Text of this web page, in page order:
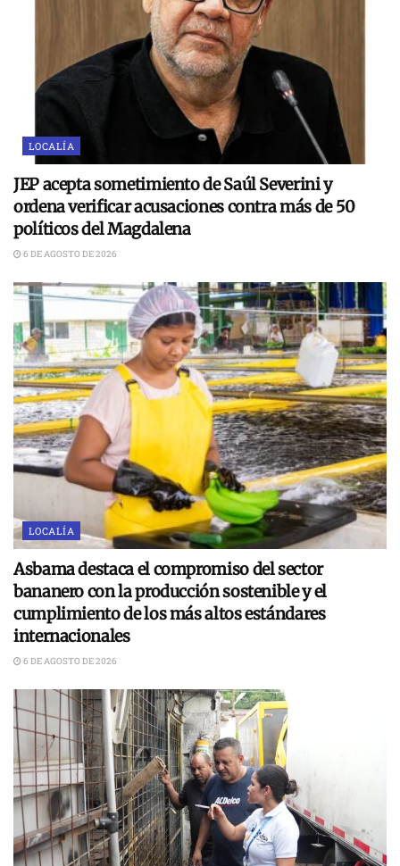
LOCALÍA
JEP acepta sometimiento de Saúl Severini y
ordena verificar acusaciones contra más de 50
políticos del Magdalena
6 DE AGOSTO DE 2026
LOCALÍA
Asbama destaca el compromiso del sector
bananero con la producción sostenible y el
cumplimiento de los más altos estándares
internacionales
6 DE AGOSTO DE 2026